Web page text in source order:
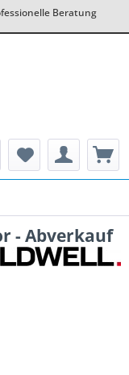
Beratung
- Abverkauf